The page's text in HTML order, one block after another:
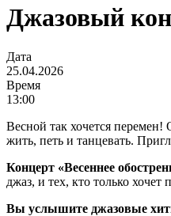
Джазовый
Дата
25.04.2026
Время
13:00
Весной так хочется перемен!
жить, петь и танцевать.
Концерт «Весеннее
джаз, и тех, кто только
Вы услышите джазовые